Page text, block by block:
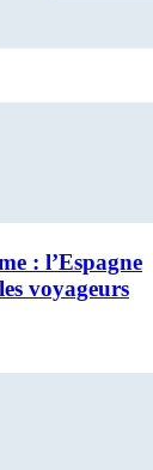
: l’Espagne
voyageurs